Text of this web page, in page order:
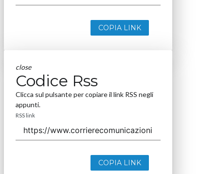
COPIA LINK
close
Codice Rss
Clicca sul pulsante per copiare il link RSS negli
appunti.
RSS link
COPIA LINK